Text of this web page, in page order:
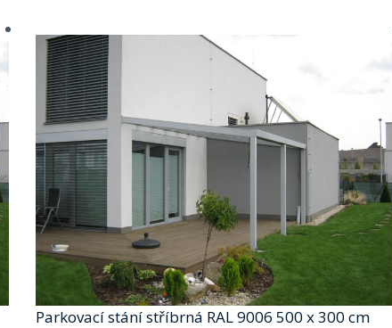
Parkovací stání stříbrná RAL 9006 500 x 300 cm